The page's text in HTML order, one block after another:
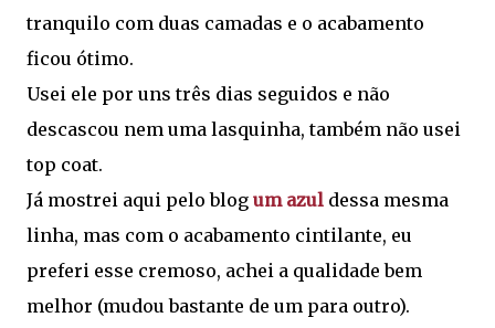
tranquilo com duas camadas e o acabamento
ficou ótimo.
Usei ele por uns três dias seguidos e não
descascou nem uma lasquinha, também não usei
top coat.
Já mostrei aqui pelo blog um azul dessa mesma
linha, mas com o acabamento cintilante, eu
preferi esse cremoso, achei a qualidade bem
melhor (mudou bastante de um para outro).